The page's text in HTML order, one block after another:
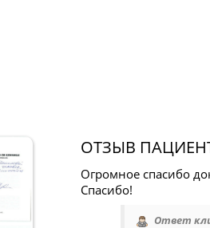
ОТЗЫВ
Огромное спасибо
Спасибо!
Ответ